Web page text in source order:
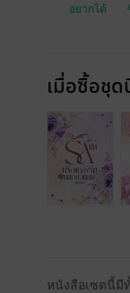
อยากได้
เมื่อซื้อชุ
หนังสือเซตนี้มี